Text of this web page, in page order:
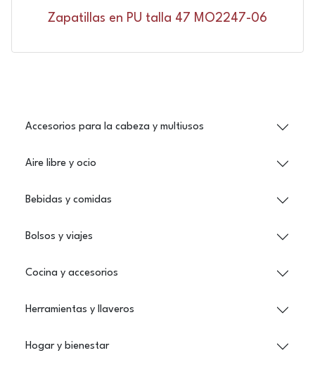
Zapatillas en PU talla 47 MO2247-06
Accesorios para la cabeza y multiusos
Aire libre y ocio
Bebidas y comidas
Bolsos y viajes
Cocina y accesorios
Herramientas y llaveros
Hogar y bienestar